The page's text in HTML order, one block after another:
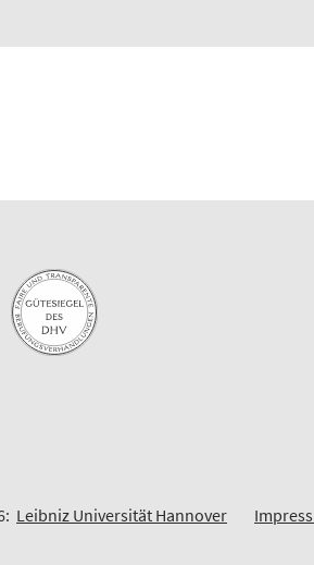
Leibniz Universität Hannover